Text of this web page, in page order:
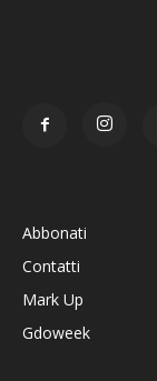
Abbonati
Contatti
Mark Up
Gdoweek